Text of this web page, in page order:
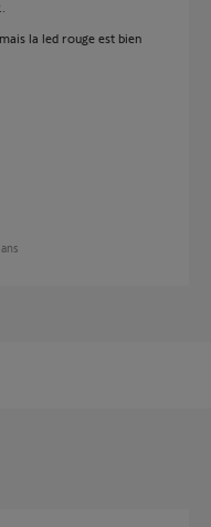
la led rouge est bien